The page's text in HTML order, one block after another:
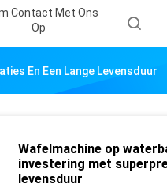
Contact Met Ons
Op
En Een Lange Levensduur
Wafelmachine op
investering met
levensduur